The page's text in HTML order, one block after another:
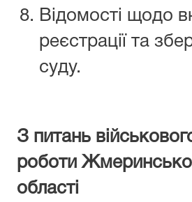
Відомості щодо
реєстрації та
суду.
З питань
роботи
області